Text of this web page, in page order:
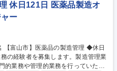
休日121日 医薬品製造オ
ー
的業務や管理的業務を行っていただ